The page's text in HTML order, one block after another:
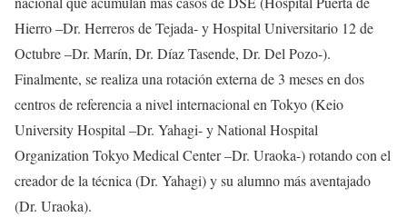
Hierro –Dr. Herreros de Tejada- y Hospital Universitario 12 de
Octubre –Dr. Marín, Dr. Díaz Tasende, Dr. Del Pozo-).
Finalmente, se realiza una rotación externa de 3 meses en dos
centros de referencia a nivel internacional en Tokyo (Keio
University Hospital –Dr. Yahagi- y National Hospital
Organization Tokyo Medical Center –Dr. Uraoka-) rotando con el
creador de la técnica (Dr. Yahagi) y su alumno más aventajado
(Dr. Uraoka).